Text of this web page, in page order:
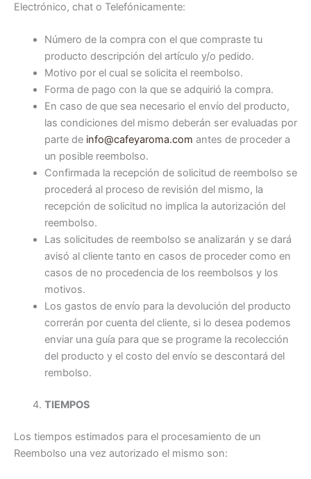
Electrónico, chat o Telefónicamente:
Número de la compra con el que compraste tu
producto descripción del artículo y/o pedido.
Motivo por el cual se solicita el reembolso.
Forma de pago con la que se adquirió la compra.
En caso de que sea necesario el envío del producto,
las condiciones del mismo deberán ser evaluadas por
parte de info@cafeyaroma.com antes de proceder a
un posible reembolso.
Confirmada la recepción de solicitud de reembolso se
procederá al proceso de revisión del mismo, la
recepción de solicitud no implica la autorización del
reembolso.
Las solicitudes de reembolso se analizarán y se dará
avisó al cliente tanto en casos de proceder como en
casos de no procedencia de los reembolsos y los
motivos.
Los gastos de envío para la devolución del producto
correrán por cuenta del cliente, si lo desea podemos
enviar una guía para que se programe la recolección
del producto y el costo del envío se descontará del
rembolso.
TIEMPOS
Los tiempos estimados para el procesamiento de un
Reembolso una vez autorizado el mismo son: